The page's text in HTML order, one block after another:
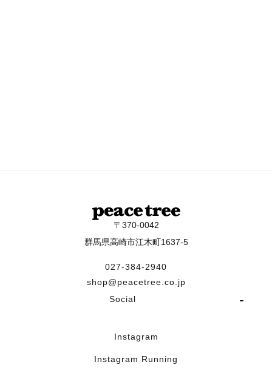
〒370-0042
群馬県高崎市江木町1637-5
027-384-2940
shop@peacetree.co.jp
Social
Instagram
Instagram Running